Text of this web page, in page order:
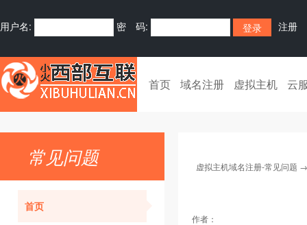
用户名: 密 码: 注册
首页 域名注册 虚拟主机 云
常见问题
首页
虚拟主机域名注册-常见问题
作者：